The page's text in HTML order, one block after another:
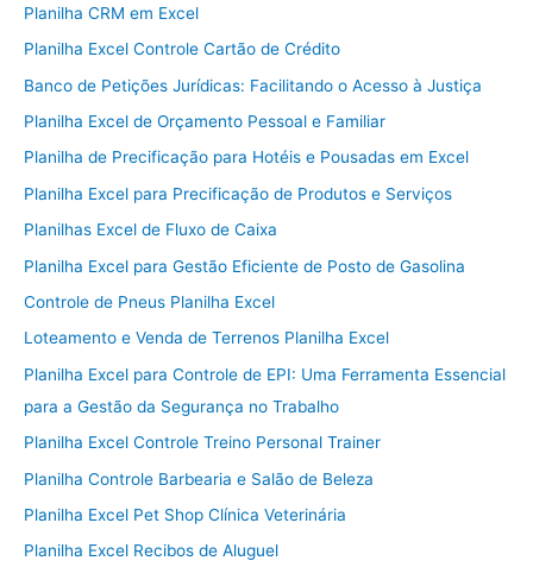
Planilha CRM em Excel
Planilha Excel Controle Cartão de Crédito
Banco de Petições Jurídicas: Facilitando o Acesso à Justiça
Planilha Excel de Orçamento Pessoal e Familiar
Planilha de Precificação para Hotéis e Pousadas em Excel
Planilha Excel para Precificação de Produtos e Serviços
Planilhas Excel de Fluxo de Caixa
Planilha Excel para Gestão Eficiente de Posto de Gasolina
Controle de Pneus Planilha Excel
Loteamento e Venda de Terrenos Planilha Excel
Planilha Excel para Controle de EPI: Uma Ferramenta Essencial
para a Gestão da Segurança no Trabalho
Planilha Excel Controle Treino Personal Trainer
Planilha Controle Barbearia e Salão de Beleza
Planilha Excel Pet Shop Clínica Veterinária
Planilha Excel Recibos de Aluguel